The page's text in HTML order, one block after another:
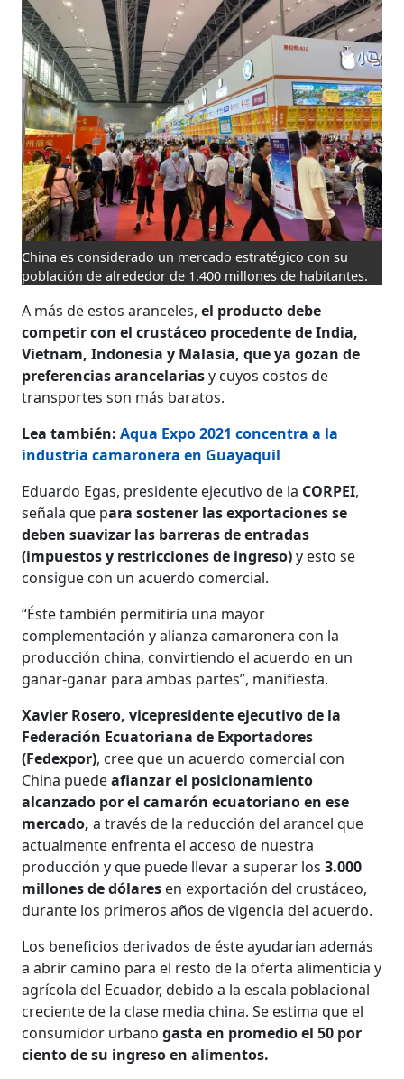
China es considerado un mercado estratégico con su
población de alrededor de 1.400 millones de habitantes.
A más de estos aranceles,el producto debe
competir con el crustáceo procedente de India,
Vietnam, Indonesia y Malasia, que ya gozan de
preferencias arancelariasy cuyos costos de
transportes son más baratos.
Lea también:Aqua Expo 2021 concentra a la
industria camaronera en Guayaquil
Eduardo Egas, presidente ejecutivo de la CORPEI,
señala que para sostener las exportaciones se
deben suavizar las barreras de entradas
(impuestos y restricciones de ingreso)y esto se
consigue con un acuerdo comercial.
“Éste también permitiría una mayor
complementación y alianza camaronera con la
producción china, convirtiendo el acuerdo en un
ganar-ganar para ambas partes”, manifiesta.
Xavier Rosero, vicepresidente ejecutivo de la
Federación Ecuatoriana de Exportadores
(Fedexpor), cree que un acuerdo comercial con
China puedeafianzar el posicionamiento
alcanzado por el camarón ecuatoriano en ese
mercado, a través de la reducción del arancel que
actualmente enfrenta el acceso de nuestra
producción y que puede llevar a superar los3.000
millones de dólares en exportación del crustáceo,
durante los primeros años de vigencia del acuerdo.
Los beneficios derivados de éste ayudarían además
a abrir camino para el resto de la oferta alimenticia y
agrícola del Ecuador, debido a la escala poblacional
creciente de la clase media china. Se estima que el
consumidor urbanogasta en promedio el 50 por
ciento de su ingreso en alimentos.